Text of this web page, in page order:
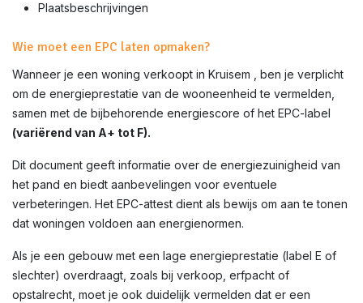
Plaatsbeschrijvingen
Wie moet een EPC laten opmaken?
Wanneer je een woning verkoopt in Kruisem , ben je verplicht
om de energieprestatie van de wooneenheid te vermelden,
samen met de bijbehorende energiescore of het EPC-label
(variërend van A+ tot F).
Dit document geeft informatie over de energiezuinigheid van
het pand en biedt aanbevelingen voor eventuele
verbeteringen. Het EPC-attest dient als bewijs om aan te tonen
dat woningen voldoen aan energienormen.
Als je een gebouw met een lage energieprestatie (label E of
slechter) overdraagt, zoals bij verkoop, erfpacht of
opstalrecht, moet je ook duidelijk vermelden dat er een